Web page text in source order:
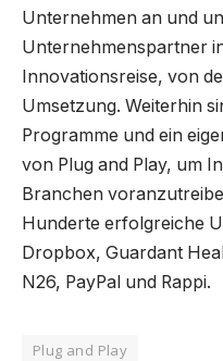
Unternehmen an und
Unternehmenspartner
Innovationsreise, von
Umsetzung. Weiterhin
Programme und ein
von Plug and Play, um
Branchen
Hunderte erfolgreiche
Dropbox, Guardant
N26, PayPal und Rappi.
Plug and Play